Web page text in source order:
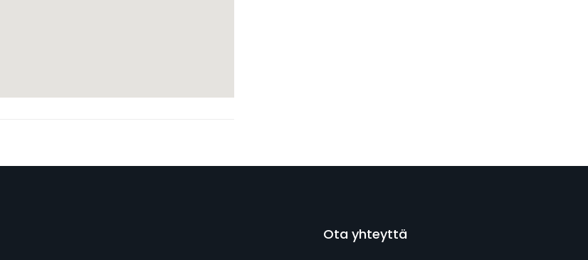
Ota yhteyttä